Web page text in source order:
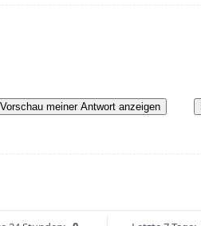
Vorschau meiner Antwort anzeigen